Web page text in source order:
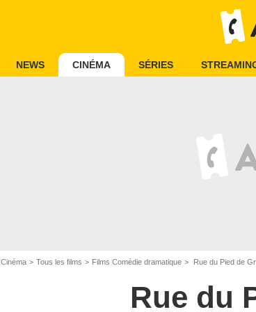
NEWS CINÉMA SÉRIES
Cinéma Tous les films Films Comédie dramatique Rue du Pied de
Rue du